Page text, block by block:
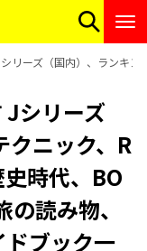
リーズ（国内）、ランキ
Jシリーズ
クニック、R
時代、BO
読み物、
ブック一